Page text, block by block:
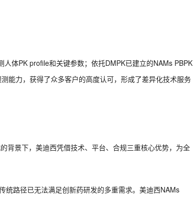
体PK profile和关键参数；依托DMPK已建立的NAMs PBPK
能力，获得了众多客户的高度认可，形成了差异化技术服务
背景下，美迪西凭借技术、平台、合规三重核心优势，为全
统路径已无法满足创新药研发的多重需求。美迪西NAMs